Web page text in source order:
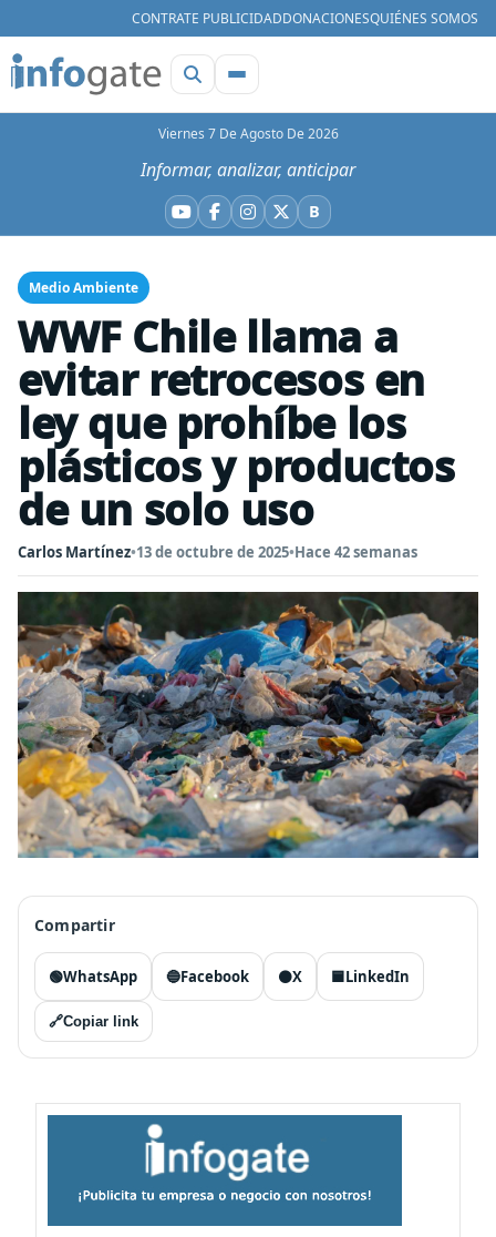
CONTRATE PUBLICIDADDONACIONESQUIÉNES SOMOS
Viernes 7 De Agosto De 2026
Informar, analizar, anticipar
YouTube
Facebook
Instagram
X BBluesky
Medio Ambiente
WWF Chile llama a
evitar retrocesos en
ley que prohíbe los
plásticos y productos
de un solo uso
Carlos Martínez•13 de octubre de 2025•Hace 42 semanas
Compartir
🟢WhatsApp 🔵Facebook ⚫X 🟦LinkedIn
🔗Copiar link